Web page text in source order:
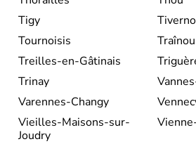
Tigy
Tournoisis
Traînou
Treilles-en-Gâtinais
Trinay
Varennes-Changy
Vieilles-Maisons-sur-
Joudry